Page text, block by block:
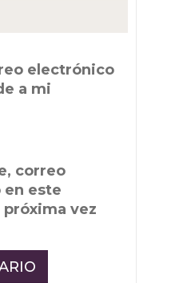
electrónico
a mi
correo
este
próxima vez